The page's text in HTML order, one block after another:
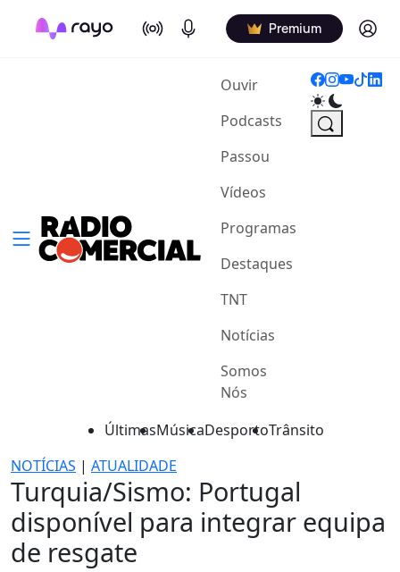
On Air Podcasts Premium Log in
Ouvir(current)
Podcasts
Passou
Vídeos
Programas
Destaques
TNT
Notícias
Somos
Nós
ÚltimasMúsicaDesportoTrânsito
NOTÍCIAS | ATUALIDADE
Turquia/Sismo: Portugal
disponível para integrar equipa
de resgate